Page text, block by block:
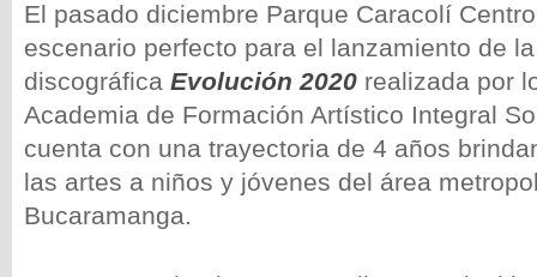
El pasado diciembre Parque Caracolí
escenario perfecto para el lanzamiento de
discográfica Evolución 2020 realizada por
Academia de Formación Artístico Integral
cuenta con una trayectoria de 4 años
las artes a niños y jóvenes del área
Bucaramanga.